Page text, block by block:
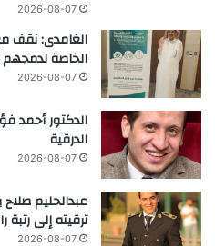
2026-08-07
الغامدى: نقف
الخاصة
2026-08-07
الدكتور أحمد
الدرقية
2026-08-07
عبدالحليم
ترقيته إلى رتبة
2026-08-07